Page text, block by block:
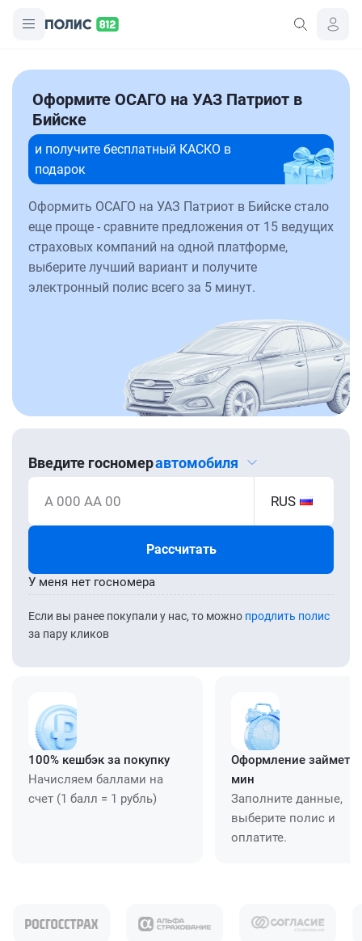
Оформите ОСАГО на УАЗ Патриот в
Бийске
и получите бесплатный КАСКО в
подарок
Оформить ОСАГО на УАЗ Патриот в Бийске стало
еще проще - сравните предложения от 15 ведущих
страховых компаний на одной платформе,
выберите лучший вариант и получите
электронный полис всего за 5 минут.
Введите госномеравтомобиля
А 000 АА 00 RUS
Рассчитать
Если вы ранее покупали у нас, то можно продлить полис
за пару кликов
У меня нет госномера
100% кешбэк за покупку
Начисляем баллами на
счет (1 балл = 1 рубль)
Оформление займет
мин
Заполните данные,
выберите полис и
оплатите.